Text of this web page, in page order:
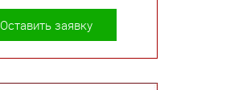
Оставить заявку